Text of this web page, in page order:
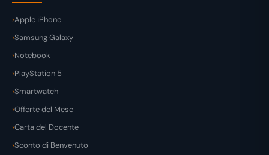
Apple iPhone
Samsung Galaxy
Notebook
PlayStation 5
Smartwatch
Offerte del Mese
Carta del Docente
Sconto di Benvenuto